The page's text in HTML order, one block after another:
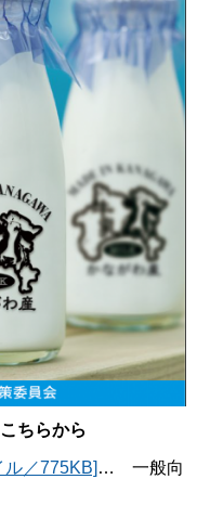
ちらから
／775KB] … 一般向